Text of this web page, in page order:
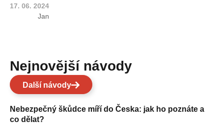
17. 06. 2024
Jan
Nejnovější návody
Další návody
Nebezpečný škůdce míří do Česka: jak ho poznáte a
co dělat?